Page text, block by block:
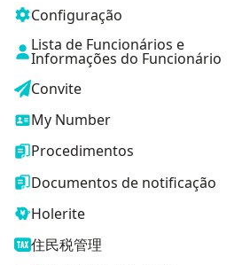
Configuração
Lista de Funcionários e
Informações do Funcionário
Convite
My Number
Procedimentos
Documentos de notificação
Holerite
住民税管理